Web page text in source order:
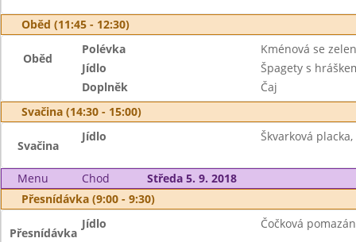
Oběd (11:45 - 12:30)
Oběd
Polévka
Kménová se
Jídlo
Špagety s
Doplněk
Čaj
Svačina (14:30 - 15:00)
Svačina
Jídlo Škvarková
Menu Chod
Středa 5. 9. 2018
Přesnídávka (9:00 - 9:30)
Přesnídávka
Jídlo Čočková